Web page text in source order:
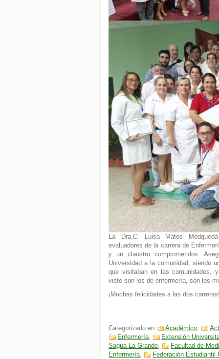
La Dra.C. Luisa Matos
evaluadores de la carrera de
y un claustro comprometidos.
Universidad a la comunidad, siendo
que visitaban en las comunidades,
visto son los de enfermería, son los
¡Muchas felicidades a las dos
Categorizado en Académico,
Enfermería,
Extensión
Sagua La Grande,
Facultad de
Enfermería,
Federación Estudiantil